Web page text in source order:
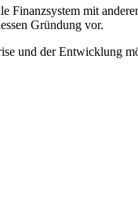
Finanzsystem mit
Gründung vor.
und der Entwicklung